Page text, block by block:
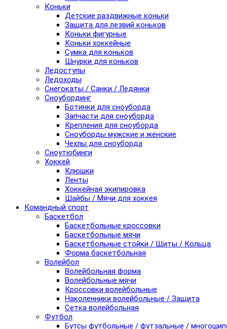
Коньки
Детские раздвижные коньки
Защита для лезвий коньков
Коньки фигурные
Коньки хоккейные
Сумка для коньков
Шнурки для коньков
Ледоступы
Ледоходы
Снегокаты / Санки / Ледянки
Сноубординг
Ботинки для сноуборда
Запчасти для сноуборда
Крепления для сноуборда
Сноуборды мужские и женские
Чехлы для сноуборда
Сноутюбинги
Хоккей
Клюшки
Ленты
Хоккейная экипировка
Шайбы / Мячи для хоккея
Командный спорт
Баскетбол
Баскетбольные кроссовки
Баскетбольные мячи
Баскетбольные стойки / Щиты / Кольца
Форма баскетбольная
Волейбол
Волейбольная форма
Волейбольные мячи
Кроссовки волейбольные
Наколенники волейбольные / Защита
Сетка волейбольная
Футбол
Бутсы футбольные / футзальные /